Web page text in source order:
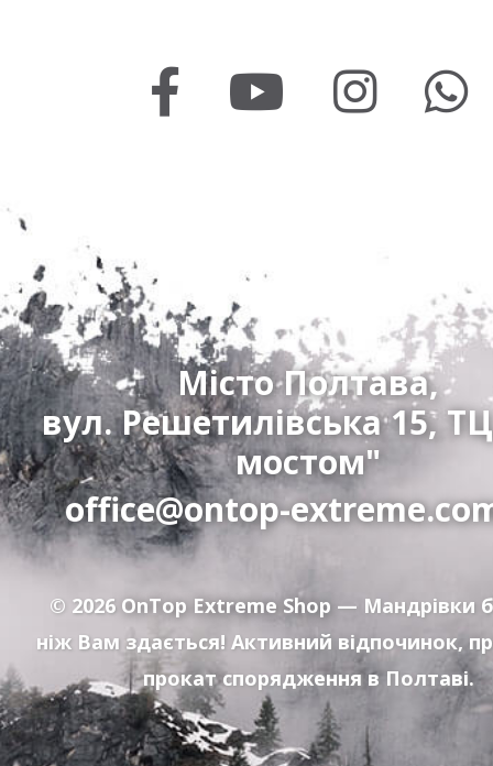
Місто Полтава,
вул. Решетилівська 15,
мостом"
office@ontop-
© 2026 OnTop Extreme Shop — Мандрівки
ніж Вам здається! Активний відпочинок,
прокат спорядження в Полтаві.